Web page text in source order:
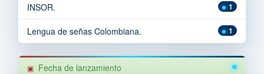
1
INSOR.
1
Lengua de señas Colombiana.
Fecha de lanzamiento